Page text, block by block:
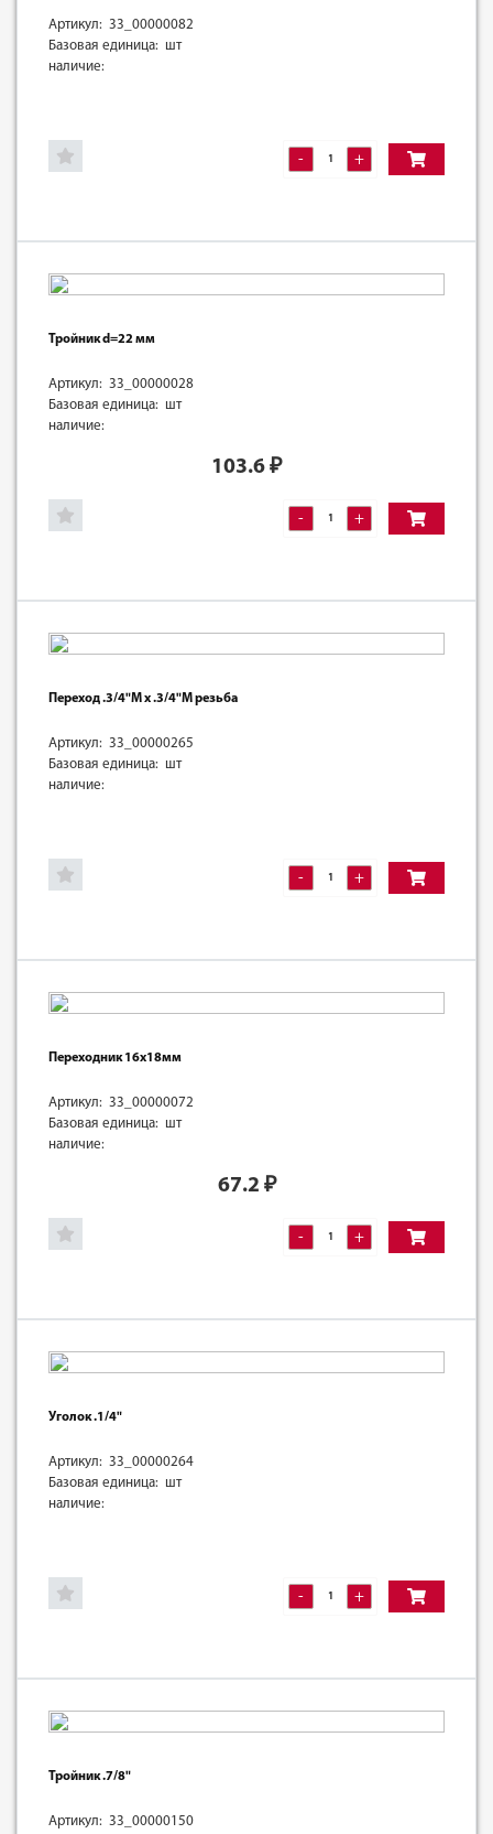
Артикул: 33_00000082
Базовая единица: шт
наличие:
- +
Тройник d=22 мм
Артикул: 33_00000028
Базовая единица: шт
наличие:
103.6 ₽
- +
Переход .3/4"М х .3/4"М резьба
Артикул: 33_00000265
Базовая единица: шт
наличие:
- +
Переходник 16х18мм
Артикул: 33_00000072
Базовая единица: шт
наличие:
67.2 ₽
- +
Уголок .1/4"
Артикул: 33_00000264
Базовая единица: шт
наличие:
- +
Тройник .7/8"
Артикул: 33_00000150